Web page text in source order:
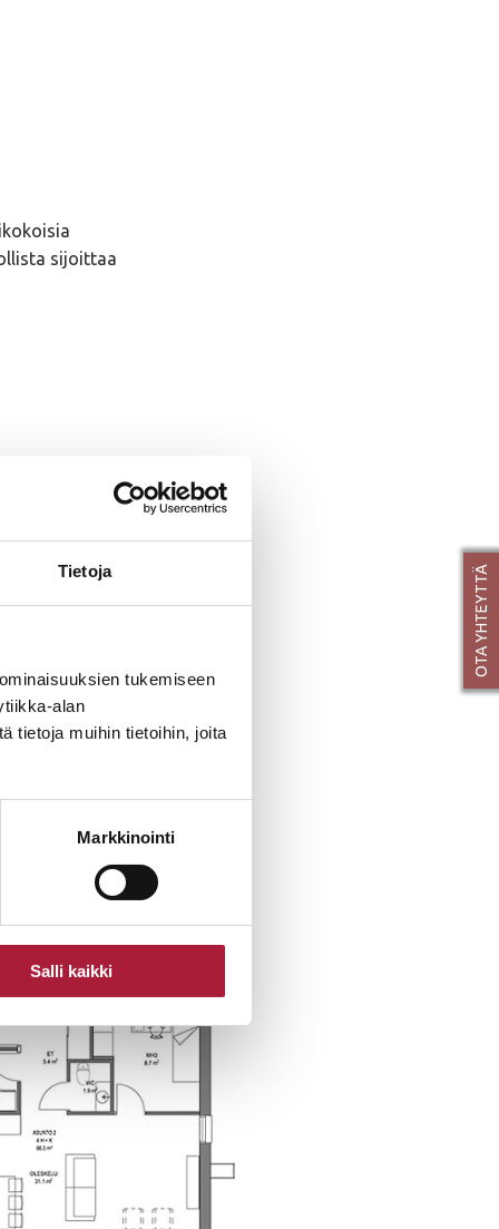
Tietoja
tukemiseen
alan
tietoja muihin tietoihin, joita
Markkinointi
Salli kaikki
OTA YHTEYTTÄ
sijoittaa
valmiiksi